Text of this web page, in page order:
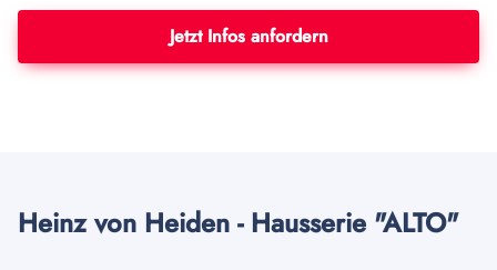
Jetzt Infos anfordern
Heinz von Heiden - Hausserie "ALTO"